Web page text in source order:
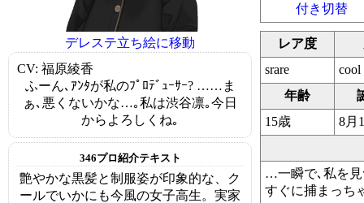
付き切替
レア度
srare
cool
年齢
15歳
8月
…一瞬で､私を見
すぐに捕まっち
デレステ立ち絵に移動
CV: 福原綾香
ふーん､ｱﾝﾀが私のﾌﾟﾛﾃﾞｭｰｻｰ? ……ま
ぁ､悪くないかな…｡私は渋谷凛｡今日
からよろしくね｡
346プロ紹介テキスト
艶やかな黒髪と制服姿が印象的な、ク
ールでいかにも今風の女子高生。実家